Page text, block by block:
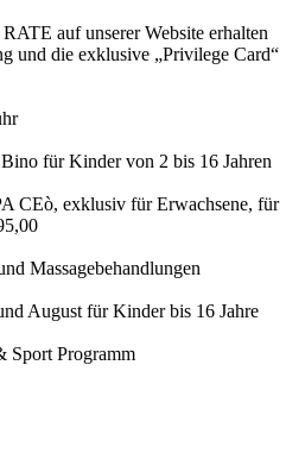
auf unserer Website erhalten
und die exklusive „Privilege Card“
für Kinder von 2 bis 16 Jahren
CEò, exklusiv für Erwachsene, für
Massagebehandlungen
August für Kinder bis 16 Jahre
Sport Programm